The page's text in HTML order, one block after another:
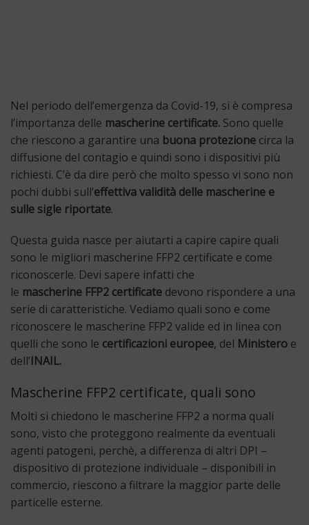
Nel periodo dell’emergenza da Covid-19, si è compresa
l’importanza delle mascherine certificate. Sono quelle
che riescono a garantire una buona protezione circa la
diffusione del contagio e quindi sono i dispositivi più
richiesti. C’è da dire però che molto spesso vi sono non
pochi dubbi sull’effettiva validità delle mascherine e
sulle sigle riportate.
Questa guida nasce per aiutarti a capire capire quali
sono le migliori mascherine FFP2 certificate e come
riconoscerle. Devi sapere infatti che
le mascherine FFP2 certificate devono rispondere a una
serie di caratteristiche. Vediamo quali sono e come
riconoscere le mascherine FFP2 valide ed in linea con
quelli che sono le certificazioni europee, del Ministero e
dell’INAIL.
Mascherine FFP2 certificate, quali sono
Molti si chiedono le mascherine FFP2 a norma quali
sono, visto che proteggono realmente da eventuali
agenti patogeni, perchè, a differenza di altri DPI –
dispositivo di protezione individuale – disponibili in
commercio, riescono a filtrare la maggior parte delle
particelle esterne.